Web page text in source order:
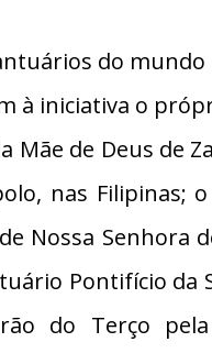
do
à iniciativa o
Mãe de Deus de
nas Filipinas;
Nossa Senhora
Pontifício da
do Terço